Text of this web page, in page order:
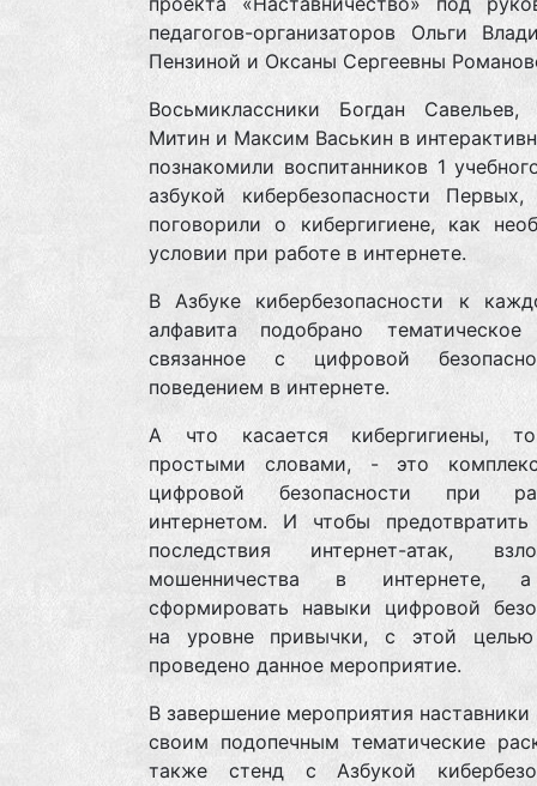
педагогов-организаторов Ольги
Пензиной и Оксаны Сергеевны
Восьмиклассники Богдан Савельев,
Митин и Максим Васькин в
познакомили воспитанников 1
азбукой кибербезопасности
поговорили о кибергигиене, как
условии при работе в интернете.
В Азбуке кибербезопасности к
алфавита подобрано тематическое
связанное с цифровой
поведением в интернете.
А что касается кибергигиены,
простыми словами, - это
цифровой безопасности при
интернетом. И чтобы
последствия интернет-атак,
мошенничества в интернете,
сформировать навыки цифровой
на уровне привычки, с этой
проведено данное мероприятие.
В завершение мероприятия наставники
своим подопечным тематические
также стенд с Азбукой